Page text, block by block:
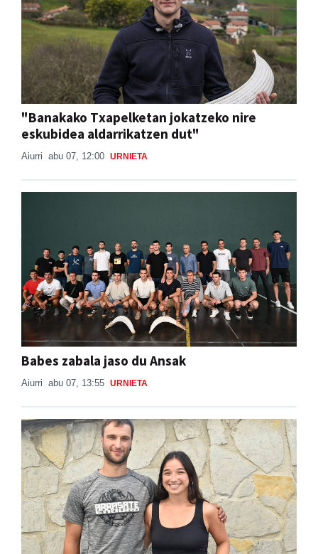
"Banakako Txapelketan jokatzeko nire
eskubidea aldarrikatzen dut"
Aiurri abu 07, 12:00 URNIETA
Babes zabala jaso du Ansak
Aiurri abu 07, 13:55 URNIETA